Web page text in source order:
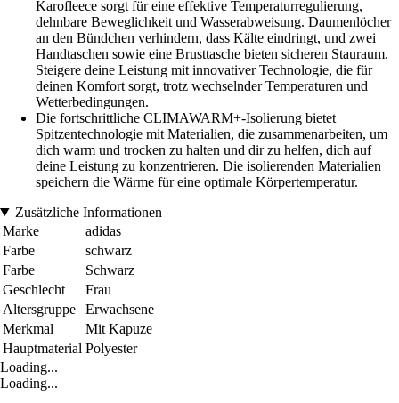
Karofleece sorgt für eine effektive Temperaturregulierung,
dehnbare Beweglichkeit und Wasserabweisung. Daumenlöcher
an den Bündchen verhindern, dass Kälte eindringt, und zwei
Handtaschen sowie eine Brusttasche bieten sicheren Stauraum.
Steigere deine Leistung mit innovativer Technologie, die für
deinen Komfort sorgt, trotz wechselnder Temperaturen und
Wetterbedingungen.
Die fortschrittliche CLIMAWARM+-Isolierung bietet
Spitzentechnologie mit Materialien, die zusammenarbeiten, um
dich warm und trocken zu halten und dir zu helfen, dich auf
deine Leistung zu konzentrieren. Die isolierenden Materialien
speichern die Wärme für eine optimale Körpertemperatur.
Zusätzliche Informationen
Marke
adidas
Farbe
schwarz
Farbe
Schwarz
Geschlecht
Frau
Altersgruppe
Erwachsene
Merkmal
Mit Kapuze
Hauptmaterial Polyester
Loading...
Loading...